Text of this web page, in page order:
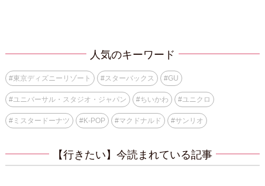
人気のキーワード
#東京ディズニーリゾート #スターバックス #GU
#ユニバーサル・スタジオ・ジャパン #ちいかわ #ユニクロ
#ミスタードーナツ #K-POP #マクドナルド #サンリオ
【行きたい】今読まれている記事